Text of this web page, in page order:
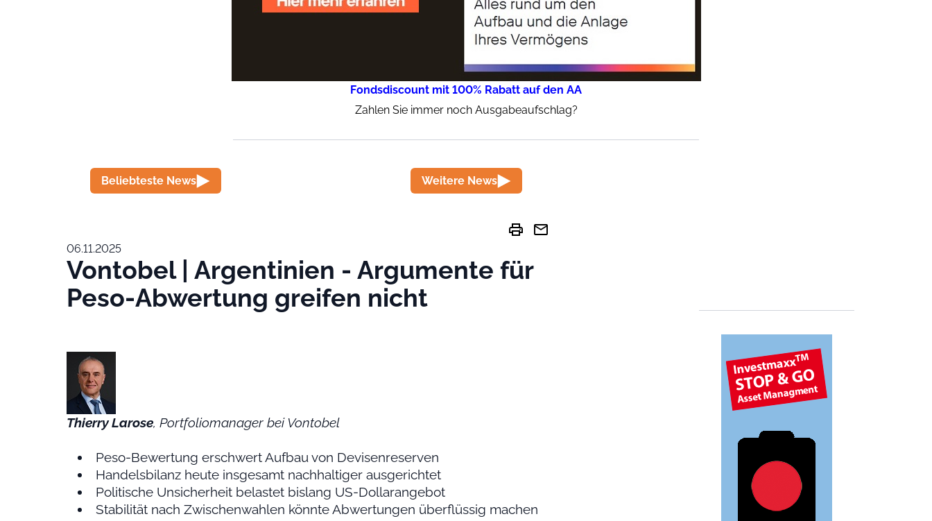
Fondsdiscount mit 100% Rabatt auf den AA
Zahlen Sie immer noch Ausgabeaufschlag?
Beliebteste News Weitere News
print mail
06.11.2025
Vontobel | Argentinien - Argumente für
Peso-Abwertung greifen nicht
Thierry Larose, Portfoliomanager bei Vontobel
Peso-Bewertung erschwert Aufbau von Devisenreserven
Handelsbilanz heute insgesamt nachhaltiger ausgerichtet
Politische Unsicherheit belastet bislang US-Dollarangebot
Stabilität nach Zwischenwahlen könnte Abwertungen überflüssig machen